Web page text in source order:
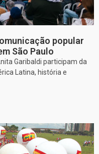
popular
São Paulo
Garibaldi participam da
Latina, história e